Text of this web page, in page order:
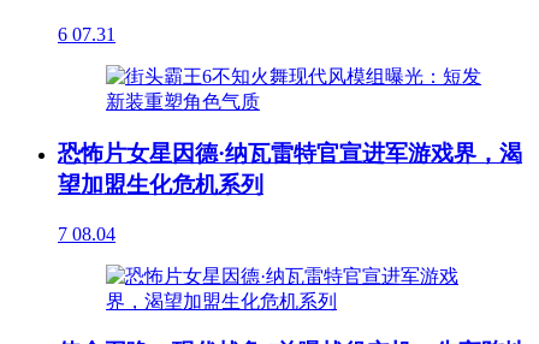
6 07.31
恐怖片女星因德·纳瓦雷特官宣进军游戏界，渴
望加盟生化危机系列
7 08.04